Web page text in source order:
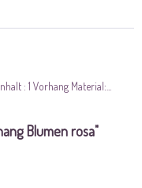
: 1 Vorhang Material:...
Blumen rosa"